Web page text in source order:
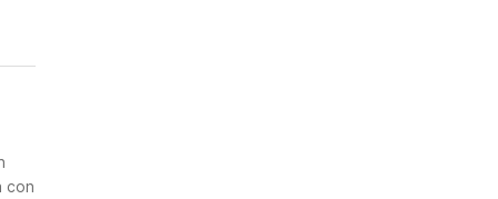
con